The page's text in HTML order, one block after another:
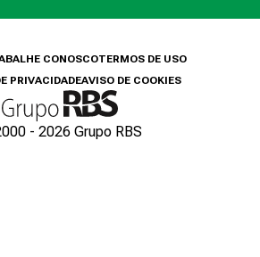
CONOSCOTERMOS DE USO
PRIVACIDADEAVISO DE COOKIES
- 2026 Grupo RBS